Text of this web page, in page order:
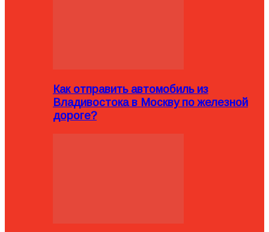
Как отправить автомобиль из
Владивостока в Москву по железной
дороге?